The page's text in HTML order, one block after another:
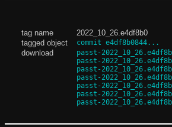
tag name
2022_10_26.e4df8b0
tagged object
commit e4df8b0844...
download
passt-
passt-
passt-
passt-
passt-
passt-
passt-